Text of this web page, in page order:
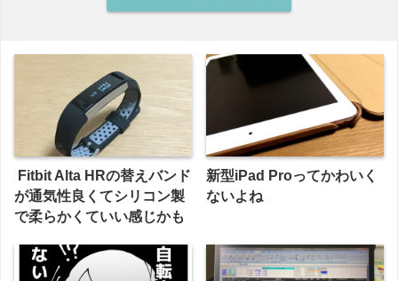
Fitbit Alta HRの替えバンド
が通気性良くてシリコン製
で柔らかくていい感じかも
新型iPad Proってかわいく
ないよね